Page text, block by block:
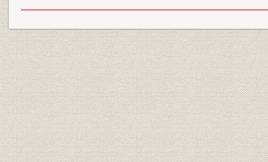
II 生産と技術
口絵
第1章 生産
第2章 設備と技術
第3章 技術管理と開発
III 管理と販売